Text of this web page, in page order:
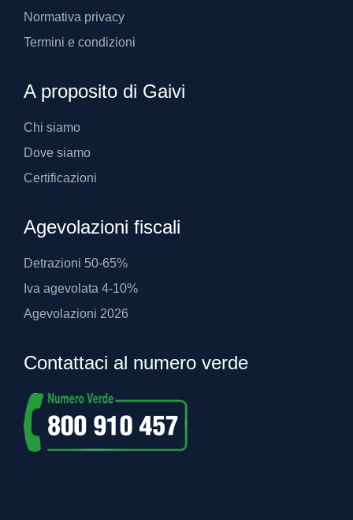
Normativa privacy
Termini e condizioni
A proposito di Gaivi
Chi siamo
Dove siamo
Certificazioni
Agevolazioni fiscali
Detrazioni 50-65%
Iva agevolata 4-10%
Agevolazioni 2026
Contattaci al numero verde